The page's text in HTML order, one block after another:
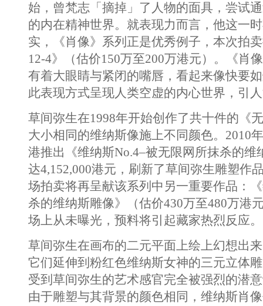
始，曾梵志「摘掉」了人物的面具，尝试
的内在精神世界。就表现力而言，他这一
实，《肖像》系列正是优秀例子，本次拍
12-4》（估价150万至200万港元）。《肖
有着大眼睛与紧闭的嘴唇，看起来像快要
此表现方式呈现人类空虚的内心世界，引
草间弥生在1998年开始创作了共十件的《
大小相同的维纳斯像施上不同颜色。2010
港推出《维纳斯No.4–被无限网所抹杀的维
达4,152,000港元，刷新了草间弥生雕塑作
场拍卖将再呈献该系列中另一重要作品：
杀的维纳斯雕像》（估价430万至480万港
场上从未曝光，预料将引起藏家热烈反应。
草间弥生在画布的二元平面上绘上幻想出
它们延伸到粉红色维纳斯女神的三元立体
受到草间弥生的艺术感官完全被强烈的潜
由于雕塑与其背景的颜色相同，维纳斯肖